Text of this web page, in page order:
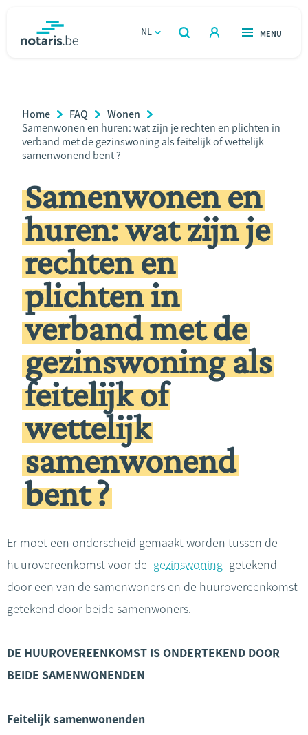
gaan
NL
OPEN
ZOEKEN
OPEN
MENU
Relatie & samenleven
Ondernemen
Over de notaris
Rekenmodules
Breadcrumb
Home FAQ
Wonen
Current
Page:
Samenwonen en huren: wat zijn je rechten en plichten in
verband met de gezinswoning als feitelijk of wettelijk
samenwonend bent ?
Samenwonen en
huren: wat zijn je
rechten en
plichten in
verband met de
gezinswoning als
feitelijk of
wettelijk
samenwonend
bent ?
Er moet een onderscheid gemaakt worden tussen de
huurovereenkomst voor de gezinswoning getekend
door een van de samenwoners en de huurovereenkomst
getekend door beide samenwoners.
DE HUUROVEREENKOMST IS ONDERTEKEND DOOR
BEIDE SAMENWONENDEN
Feitelijk samenwonenden